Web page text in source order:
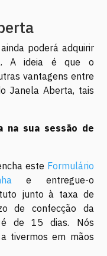
poderá adquirir
A ideia é que o
vantagens entre
Janela Aberta, tais
na sua sessão de
este Formulário
e entregue-o
junto à taxa de
de confecção da
é de 15 dias. Nós
tivermos em mãos